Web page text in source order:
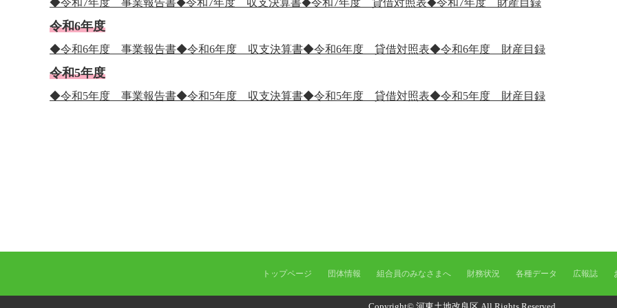
◆令和7年度 事業報告書◆令和7年度 収支決算書◆令和7年度 貸借対照表◆令和7年度 財産目録
令和6年度
◆令和6年度 事業報告書◆令和6年度 収支決算書◆令和6年度 貸借対照表◆令和6年度 財産目録
令和5年度
◆令和5年度 事業報告書◆令和5年度 収支決算書◆令和5年度 貸借対照表◆令和5年度 財産目録
トップページ 団体情報 組合員のみなさまへ 財務状況 各種データ 広報誌